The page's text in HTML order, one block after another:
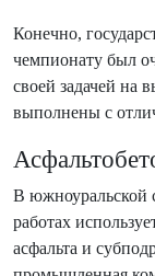
Конечно,
чемпионату был
своей задачей на
выполнены с
В южноуральской
работах
асфальта и